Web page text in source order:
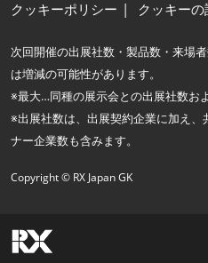
クッキーポリシー
クッキーの
次回開催の出展社数・製品数・来場
は増減の可能性があります。
※最大…同種の展示会との出展社数お
※出展社数は、出展契約企業に加え、
ナー企業数も含みます。
Copyright © RX Japan GK